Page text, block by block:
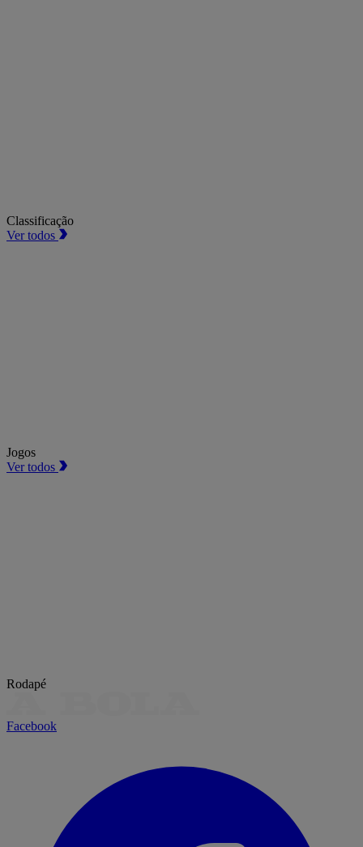
Classificação
Ver todos
Jogos
Ver todos
Rodapé
Facebook